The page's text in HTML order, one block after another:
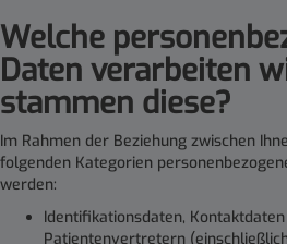
Welche
Daten verarbeiten
stammen diese?
Im Rahmen der Beziehung zwischen
folgenden Kategorien
werden:
Identifikationsdaten,
Patientenvertretern